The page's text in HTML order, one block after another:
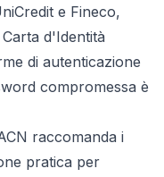
e Fineco,
d'Identità
di autenticazione
compromessa è
raccomanda i
pratica per